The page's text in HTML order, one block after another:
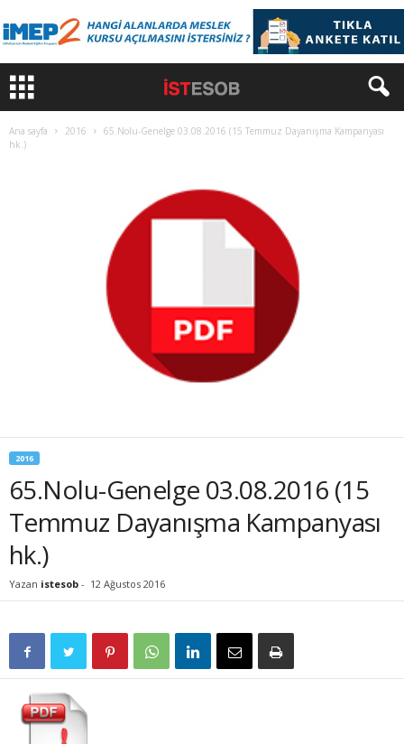
Ana sayfa 2016
65.Nolu-Genelge 03.08.2016 (15 Temmuz Dayanışma Kampanyası
hk.)
2016
65.Nolu-Genelge 03.08.2016 (15
Temmuz Dayanışma Kampanyası
hk.)
Yazan istesob - 12 Ağustos 2016